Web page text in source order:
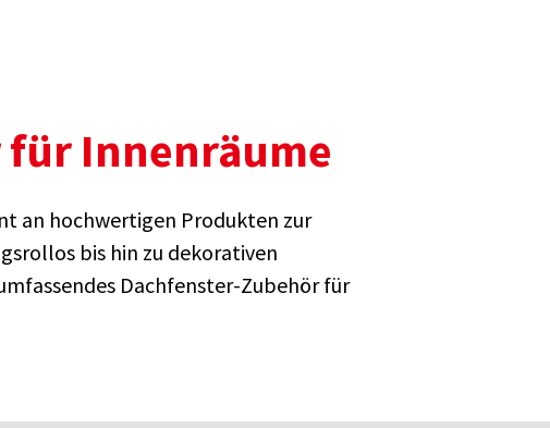
für Innenräume
an hochwertigen Produkten zur
bis hin zu dekorativen
Dachfenster-Zubehör für